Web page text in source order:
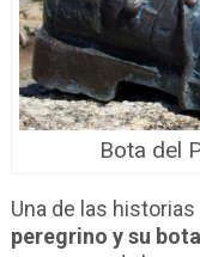
Bota del
Una de las
peregrino y su bota